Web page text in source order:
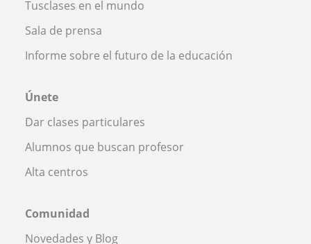
Tusclases en el mundo
Sala de prensa
Informe sobre el futuro de la educación
Únete
Dar clases particulares
Alumnos que buscan profesor
Alta centros
Comunidad
Novedades y Blog